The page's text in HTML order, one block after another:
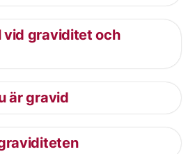
vid graviditet och
är gravid